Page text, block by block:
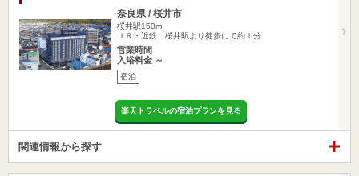
奈良県 / 桜井市
桜井駅150m
ＪＲ・近鉄 桜井駅より徒歩にて約１分
営業時間
入浴料金 ～
宿泊
楽天トラベルの宿泊プランを見る
関連情報から探す